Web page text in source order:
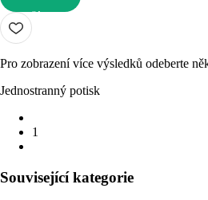
DO KOŠÍKU
Pro zobrazení více výsledků odeberte
Jednostranný potisk
1
Související kategorie